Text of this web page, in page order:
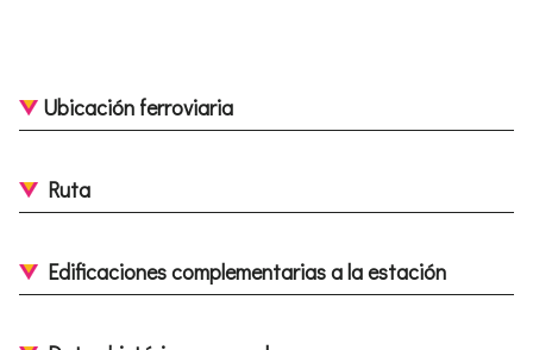
Ubicación ferroviaria
Ruta
Edificaciones complementarias a la estación